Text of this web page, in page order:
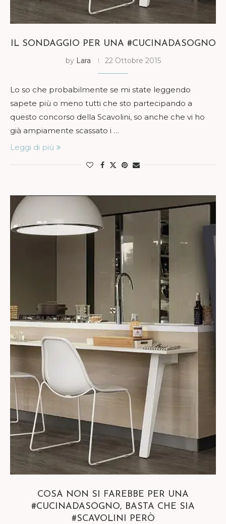
IL SONDAGGIO PER UNA #CUCINADASOGNO
by Lara 22 Ottobre 2015
Lo so che probabilmente se mi state leggendo
sapete più o meno tutti che sto partecipando a
questo concorso della Scavolini, so anche che vi ho
già ampiamente scassato i …
Leggi di più
COSA NON SI FAREBBE PER UNA
#CUCINADASOGNO, BASTA CHE SIA
#SCAVOLINI PERÒ